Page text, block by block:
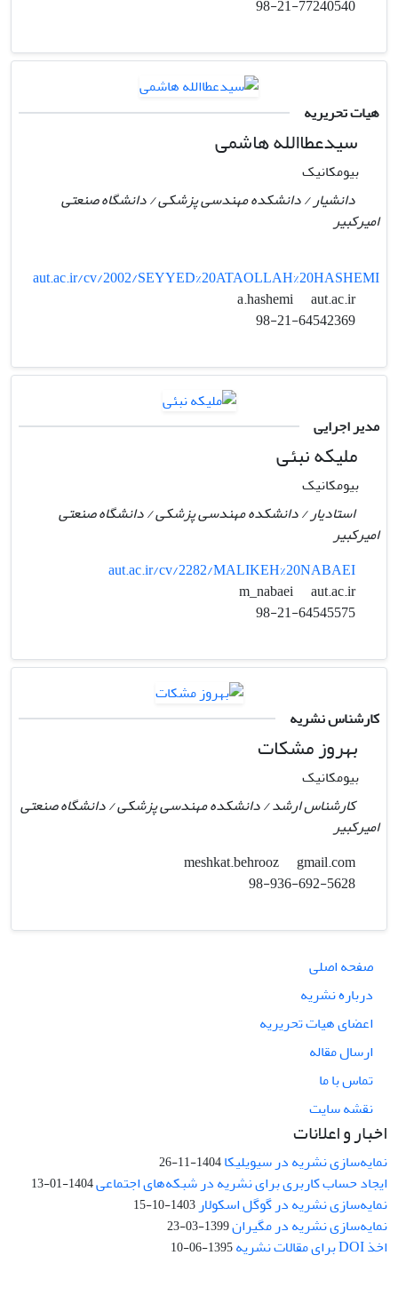
هیات تحریریه
سیدعطاالله هاشمی
بیومکانیک
دانشیار / دانشکده مهندسی پزشکی / دانشگاه صنعتی
امیرکبیر
aut.ac.ir/cv/2002/SEYYED%20ATAOLLAH%20HASHEMI
a.hashemi
aut.ac.ir
مدیر اجرایی
ملیکه نبئی
بیومکانیک
استادیار / دانشکده مهندسی پزشکی / دانشگاه صنعتی
امیرکبیر
aut.ac.ir/cv/2282/MALIKEH%20NABAEI
m_nabaei
aut.ac.ir
کارشناس نشریه
بهروز مشکات
بیومکانیک
کارشناس ارشد / دانشکده مهندسی پزشکی / دانشگاه صنعتی
امیرکبیر
gmail.com
صفحه اصلی
درباره نشریه
اعضای هیات تحریریه
ارسال مقاله
تماس با ما
نقشه سایت
اخبار و اعلانات
نمایه‌سازی نشریه در سیویلیکا1404-11-26
ایجاد حساب کاربری برای نشریه در شبکه‌های اجتماعی1404-01-13
نمایه‌سازی نشریه در گوگل اسکولار1403-10-15
نمایه‌سازی نشریه در مگیران1399-03-23
اخذ DOI برای مقالات نشریه 1395-06-10